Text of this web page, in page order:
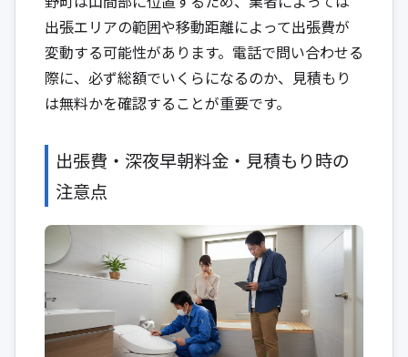
出張エリアの範囲や移動距離によって出張費が
変動する可能性があります。電話で問い合わせる
際に、必ず総額でいくらになるのか、見積もり
は無料かを確認することが重要です。
出張費・深夜早朝料金・見積もり時の
注意点